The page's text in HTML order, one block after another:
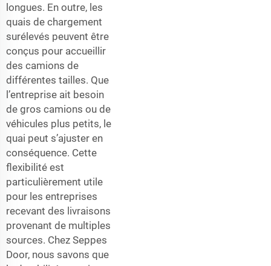
longues. En outre, les
quais de chargement
surélevés peuvent être
conçus pour accueillir
des camions de
différentes tailles. Que
l’entreprise ait besoin
de gros camions ou de
véhicules plus petits, le
quai peut s’ajuster en
conséquence. Cette
flexibilité est
particulièrement utile
pour les entreprises
recevant des livraisons
provenant de multiples
sources. Chez Seppes
Door, nous savons que